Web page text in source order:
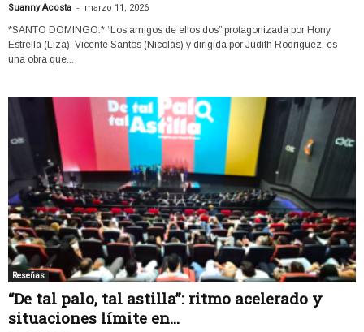
Suanny Acosta - marzo 11, 2026
*SANTO DOMINGO.* “Los amigos de ellos dos” protagonizada por Hony
Estrella (Liza), Vicente Santos (Nicolás) y dirigida por Judith Rodríguez, es
una obra que...
Reseñas
“De tal palo, tal astilla”: ritmo acelerado y
situaciones límite en...